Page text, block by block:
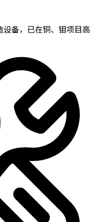
备，已在铜、钼项目高